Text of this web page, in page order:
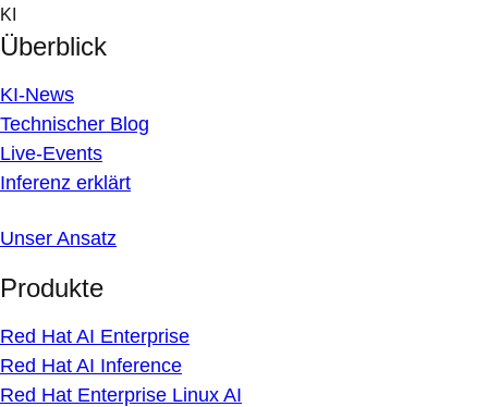
Skip
to
content
KI
Überblick
KI-News
Technischer Blog
Live-Events
Inferenz erklärt
Unser Ansatz
Produkte
Red Hat AI Enterprise
Red Hat AI Inference
Red Hat Enterprise Linux AI